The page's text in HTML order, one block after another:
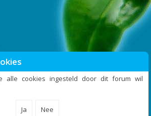
alle cookies ingesteld door dit forum wil